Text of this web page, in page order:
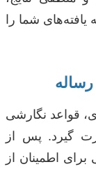
شما را
قواعد نگارشی
گیرد. پس از
اطمینان از